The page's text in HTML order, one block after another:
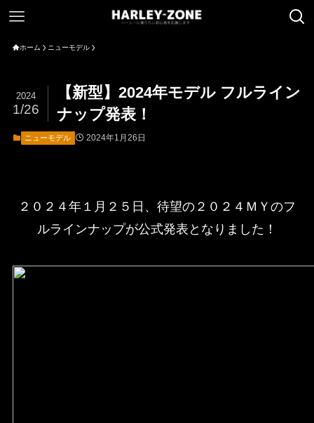
ホーム ニューモデル
【新型】2024年モデル フルライン
ナップ発表！
2024
1/26
ニューモデル 2024年1月26日
２０２４年１月２５日、待望の２０２４ＭＹのフ
ルラインナップが公式発表となりました！